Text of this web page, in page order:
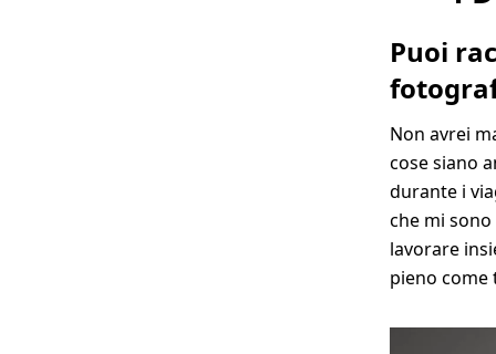
Puoi
Non avrei
cose siano
durante i
che mi
lavorare
pieno